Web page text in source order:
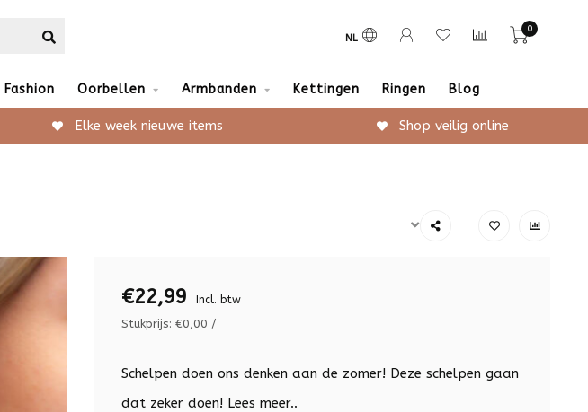
NL
0
Fashion Oorbellen Armbanden Kettingen Ringen Blog
Elke week nieuwe items Shop veilig online
€22,99 Incl. btw
Stukprijs: €0,00 /
Schelpen doen ons denken aan de zomer! Deze schelpen gaan
dat zeker doen! Lees meer..